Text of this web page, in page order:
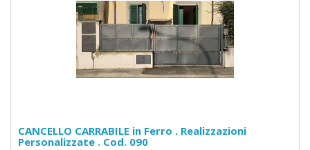
CANCELLO CARRABILE in Ferro . Realizzazioni
Personalizzate . Cod. 090